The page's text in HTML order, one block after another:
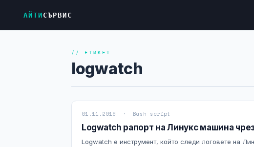
АЙТИСЪРВИС
// ЕТИКЕТ
logwatch
01.11.2016 · Bash script
Logwatch рапорт на Линукс машина
Logwatch е инструмент, който следи логовете на